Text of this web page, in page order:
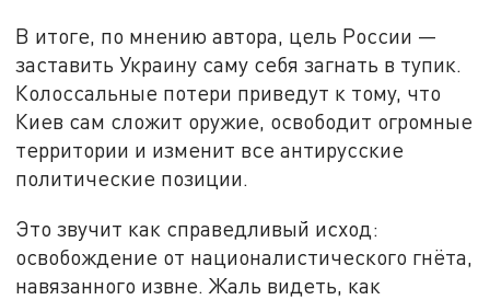
В итоге, по мнению автора, цель России —
заставить Украину саму себя загнать в тупик.
Колоссальные потери приведут к тому, что
Киев сам сложит оружие, освободит огромные
территории и изменит все антирусские
политические позиции.
Это звучит как справедливый исход:
освобождение от националистического гнёта,
навязанного извне. Жаль видеть, как